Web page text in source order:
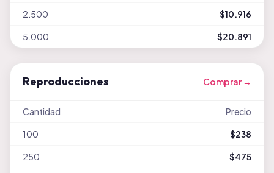
2.500 $10.916
5.000 $20.891
Reproducciones Comprar →
Cantidad Precio
100 $238
250 $475